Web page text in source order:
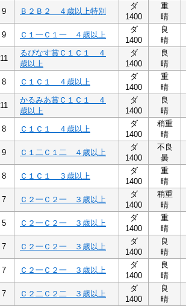
9 Ｂ２Ｂ２ ４歳以上特別
ダ
1400
重
晴
9 Ｃ１一Ｃ１一 ４歳以上
ダ
1400
良
晴
11
るぴなす賞Ｃ１Ｃ１ ４
歳以上
ダ
1400
良
晴
8 Ｃ１Ｃ１ ４歳以上
ダ
1400
重
晴
11
かるみあ賞Ｃ１Ｃ１ ４
歳以上
ダ
1400
良
晴
8 Ｃ１Ｃ１ ４歳以上
ダ
1400
稍重
晴
9 Ｃ１二Ｃ１二 ４歳以上
ダ
1400
不良
曇
8 Ｃ１Ｃ１ ３歳以上
ダ
1400
重
晴
7 Ｃ２一Ｃ２一 ３歳以上
ダ
1400
稍重
晴
5 Ｃ２一Ｃ２一 ３歳以上
ダ
1400
重
晴
7 Ｃ２一Ｃ２一 ３歳以上
ダ
1400
良
晴
7 Ｃ２一Ｃ２一 ３歳以上
ダ
1400
良
晴
7 Ｃ２二Ｃ２二 ３歳以上
ダ
1400
良
晴